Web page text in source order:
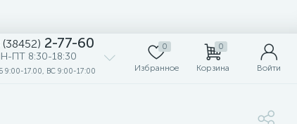
(38452) 2-77-60
ПТ 8:30-18:30
9:00-17.00, ВС 9:00-17:00
0
Избранное
0
Корзина Войти